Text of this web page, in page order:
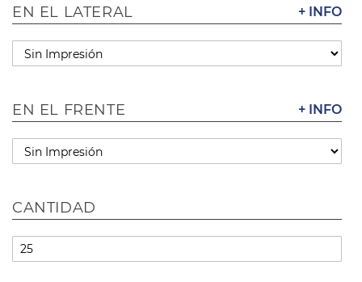
+ INFO
EN EL LATERAL
+ INFO
EN EL FRENTE
CANTIDAD